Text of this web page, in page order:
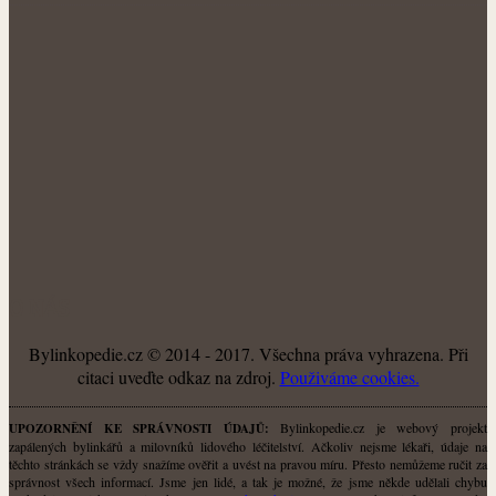
Bylinkopedie.cz © 2014 - 2017. Všechna práva vyhrazena. Při
citaci uveďte odkaz na zdroj. Použiváme cookies.
UPOZORNĚNÍ KE SPRÁVNOSTI ÚDAJŮ: Bylinkopedie.cz je webový projekt
zapálených bylinkářů a milovníků lidového léčitelství. Ačkoliv nejsme lékaři, údaje na
těchto stránkách se vždy snažíme ověřit a uvést na pravou míru. Přesto nemůžeme ručit za
správnost všech informací. Jsme jen lidé, a tak je možné, že jsme někde udělali chybu